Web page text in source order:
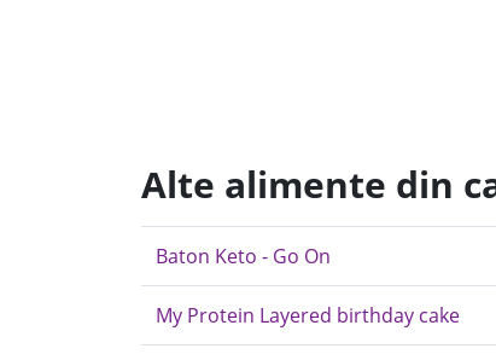
Alte alimente din
Baton Keto - Go On
My Protein Layered birthday cake